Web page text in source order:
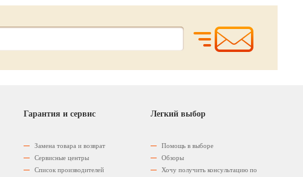
Гарантия и сервис
Замена товара и возврат
Сервисные центры
Список производителей
Легкий выбор
Помощь в выборе
Обзоры
Хочу получить консультацию по